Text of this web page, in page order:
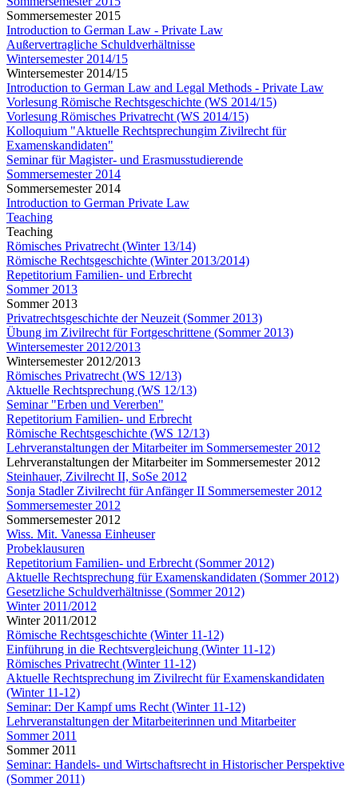
Sommersemester 2015
Introduction to German Law - Private Law
Außervertragliche Schuldverhältnisse
Wintersemester 2014/15
Wintersemester 2014/15
Introduction to German Law and Legal Methods - Private Law
Vorlesung Römische Rechtsgeschichte (WS 2014/15)
Vorlesung Römisches Privatrecht (WS 2014/15)
Kolloquium "Aktuelle Rechtsprechungim Zivilrecht für
Examenskandidaten"
Seminar für Magister- und Erasmusstudierende
Sommersemester 2014
Sommersemester 2014
Introduction to German Private Law
Teaching
Teaching
Römisches Privatrecht (Winter 13/14)
Römische Rechtsgeschichte (Winter 2013/2014)
Repetitorium Familien- und Erbrecht
Sommer 2013
Sommer 2013
Privatrechtsgeschichte der Neuzeit (Sommer 2013)
Übung im Zivilrecht für Fortgeschrittene (Sommer 2013)
Wintersemester 2012/2013
Wintersemester 2012/2013
Römisches Privatrecht (WS 12/13)
Aktuelle Rechtsprechung (WS 12/13)
Seminar "Erben und Vererben"
Repetitorium Familien- und Erbrecht
Römische Rechtsgeschichte (WS 12/13)
Lehrveranstaltungen der Mitarbeiter im Sommersemester 2012
Lehrveranstaltungen der Mitarbeiter im Sommersemester 2012
Steinhauer, Zivilrecht II, SoSe 2012
Sonja Stadler Zivilrecht für Anfänger II Sommersemester 2012
Sommersemester 2012
Sommersemester 2012
Wiss. Mit. Vanessa Einheuser
Probeklausuren
Repetitorium Familien- und Erbrecht (Sommer 2012)
Aktuelle Rechtsprechung für Examenskandidaten (Sommer 2012)
Gesetzliche Schuldverhältnisse (Sommer 2012)
Winter 2011/2012
Winter 2011/2012
Römische Rechtsgeschichte (Winter 11-12)
Einführung in die Rechtsvergleichung (Winter 11-12)
Römisches Privatrecht (Winter 11-12)
Aktuelle Rechtsprechung im Zivilrecht für Examenskandidaten
(Winter 11-12)
Seminar: Der Kampf ums Recht (Winter 11-12)
Lehrveranstaltungen der Mitarbeiterinnen und Mitarbeiter
Sommer 2011
Sommer 2011
Seminar: Handels- und Wirtschaftsrecht in Historischer Perspektive
(Sommer 2011)